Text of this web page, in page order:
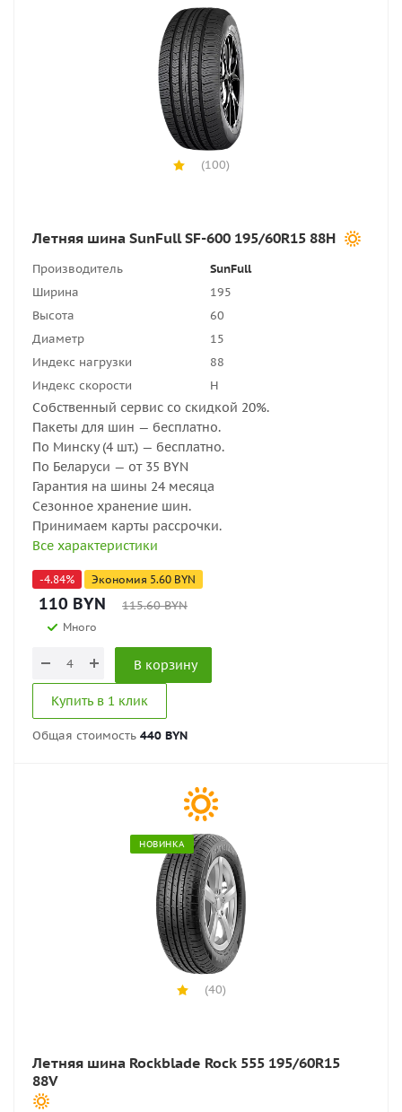
(100)
Летняя шина SunFull SF-600 195/60R15 88H
Производитель
SunFull
Ширина
195
Высота
60
Диаметр
15
Индекс нагрузки
88
Индекс скорости
H
Собственный сервис со скидкой 20%.
Пакеты для шин — бесплатно.
По Минску (4 шт.) — бесплатно.
По Беларуси — от 35 BYN
Гарантия на шины 24 месяца
Сезонное хранение шин.
Принимаем карты рассрочки.
Все характеристики
-4.84% Экономия 5.60 BYN
110 BYN 115.60BYN
Много
В корзину
Купить в 1 клик
Общая стоимость 440 BYN
НОВИНКА
(40)
Летняя шина Rockblade Rock 555 195/60R15
88V